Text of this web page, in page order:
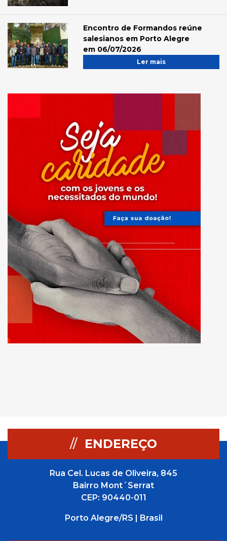
Encontro de Formandos reúne
salesianos em Porto Alegre
em 06/07/2026
Ler mais
// ENDEREÇO
Rua Cel. Lucas de Oliveira, 845
Bairro Mont´Serrat
CEP: 90440-011
Porto Alegre/RS | Brasil